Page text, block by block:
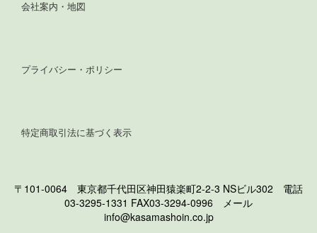
会社案内・地図
プライバシー・ポリシー
特定商取引法に基づく表示
〒101-0064 東京都千代田区神田猿楽町2-2-3 NSビル302 電話
03-3295-1331 FAX03-3294-0996 メール
info@kasamashoin.co.jp